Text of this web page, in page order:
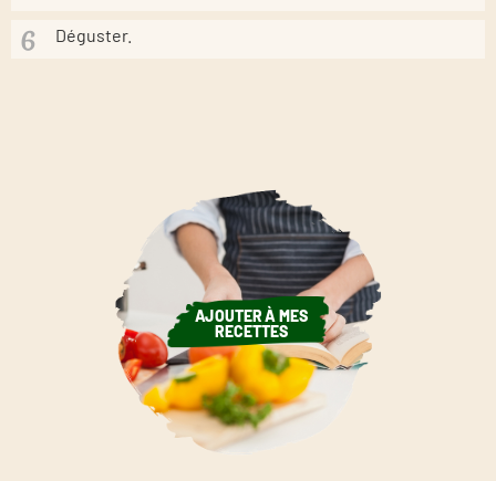
Déguster.
AJOUTER À MES
RECETTES